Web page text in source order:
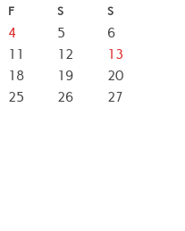
F S S
4 5
6
11 12
13
18 19
20
25 26
27